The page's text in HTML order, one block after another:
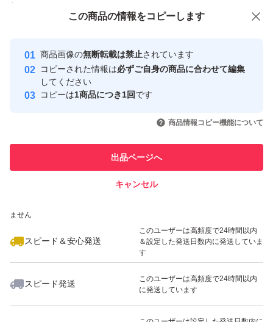
付与しています
安心取引出品者
心・安全なユーザーです
取引実績
引を完了させた実績があります
での取引実績があります
ません
スピード＆安心発送
このユーザーは高頻度で24時間以内
＆設定した発送日数内に発送していま
す
スピード発送
このユーザーは高頻度で24時間以内
に発送しています
この商品の情報をコピーします
商品画像の無断転載は禁止されています
コピーされた情報は必ずご自身の商品に合わせて編集
してください
コピーは1商品につき1回です
商品情報コピー機能について
出品ページへ
キャンセル
この商品をみている人にオススメ
いいね！
5,000